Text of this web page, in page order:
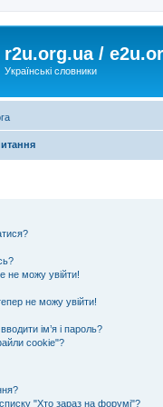
r2u.org.ua /
Українські словники
не можу увійти!
не можу увійти!
ім’я і пароль?
cookie"?
"Хто зараз на форумі"?